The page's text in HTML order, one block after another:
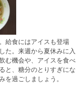
給食にはアイスも登場
た。来週から夏休みに入
む機会や、アイスを食べ
と、糖分のとりすぎにな
を過ごしましょう。